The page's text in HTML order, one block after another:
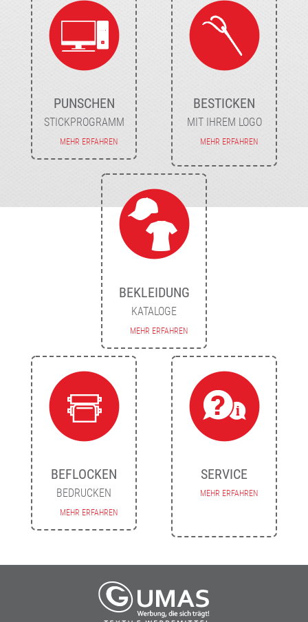
PUNSCHEN
STICKPROGRAMM
MEHR ERFAHREN
BESTICKEN
MIT IHREM LOGO
MEHR ERFAHREN
BEKLEIDUNG
KATALOGE
MEHR ERFAHREN
BEFLOCKEN
BEDRUCKEN
MEHR ERFAHREN
SERVICE
MEHR ERFAHREN